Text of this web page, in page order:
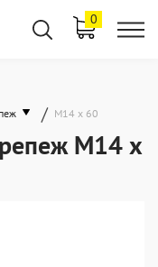
0
/ М14 х 60
М14 х